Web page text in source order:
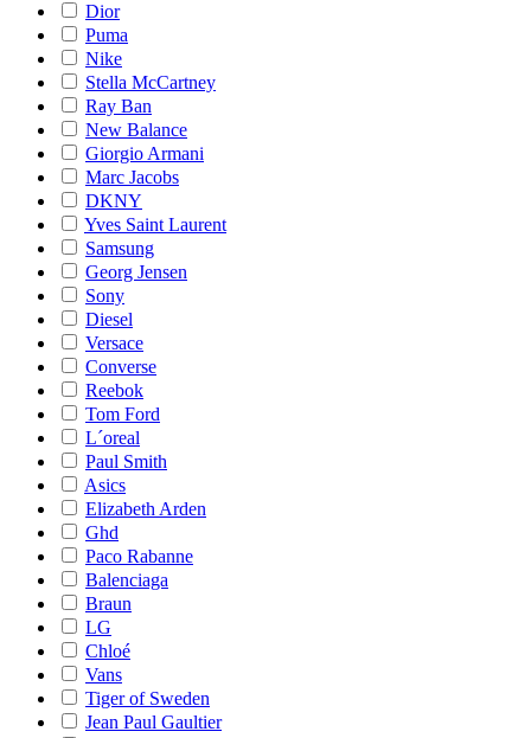
Dior
Puma
Nike
Stella McCartney
Ray Ban
New Balance
Giorgio Armani
Marc Jacobs
DKNY
Yves Saint Laurent
Samsung
Georg Jensen
Sony
Diesel
Versace
Converse
Reebok
Tom Ford
L´oreal
Paul Smith
Asics
Elizabeth Arden
Ghd
Paco Rabanne
Balenciaga
Braun
LG
Chloé
Vans
Tiger of Sweden
Jean Paul Gaultier